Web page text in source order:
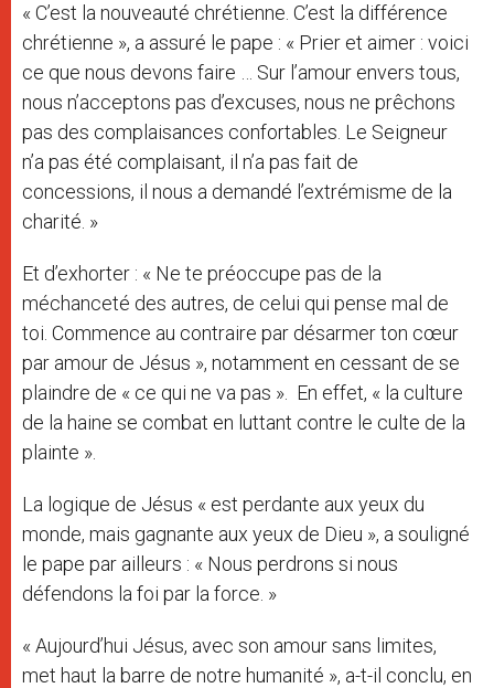
« C’est la nouveauté chrétienne. C’est la différence
chrétienne », a assuré le pape : « Prier et aimer : voici
ce que nous devons faire … Sur l’amour envers tous,
nous n’acceptons pas d’excuses, nous ne prêchons
pas des complaisances confortables. Le Seigneur
n’a pas été complaisant, il n’a pas fait de
concessions, il nous a demandé l’extrémisme de la
charité. »
Et d’exhorter : « Ne te préoccupe pas de la
méchanceté des autres, de celui qui pense mal de
toi. Commence au contraire par désarmer ton cœur
par amour de Jésus », notamment en cessant de se
plaindre de « ce qui ne va pas ». En effet, « la culture
de la haine se combat en luttant contre le culte de la
plainte ».
La logique de Jésus « est perdante aux yeux du
monde, mais gagnante aux yeux de Dieu », a souligné
le pape par ailleurs : « Nous perdrons si nous
défendons la foi par la force. »
« Aujourd’hui Jésus, avec son amour sans limites,
met haut la barre de notre humanité », a-t-il conclu, en